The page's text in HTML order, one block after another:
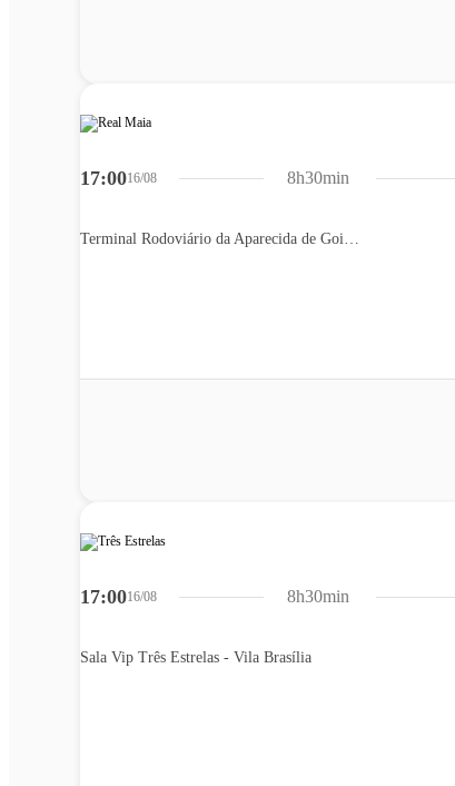
17:0016/08
Terminal Rodoviário da Aparecida de Goiânia
8h30min
17:0016/08
Sala Vip Três Estrelas - Vila Brasília
8h30min